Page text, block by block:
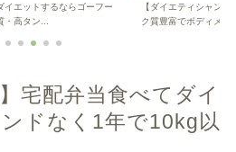
イエットするならゴーフー
高タン...
【ダイエティシャンで
ク質豊富でボディメ...
宅配弁当食べてダイ
ドなく1年で10kg以